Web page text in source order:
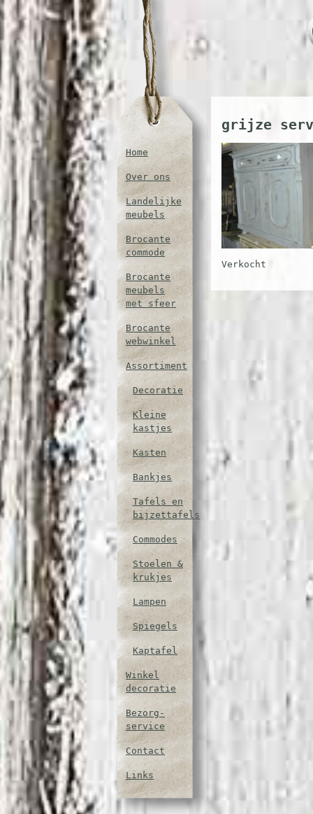
Home
Over ons
Landelijke
meubels
Brocante
commode
Brocante
meubels
met sfeer
Brocante
webwinkel
Assortiment
Decoratie
Kleine
kastjes
Kasten
Bankjes
Tafels en
bijzettafels
Commodes
Stoelen &
krukjes
Lampen
Spiegels
Kaptafel
Winkel
decoratie
Bezorg-
service
Contact
Links
grijze
Verkocht